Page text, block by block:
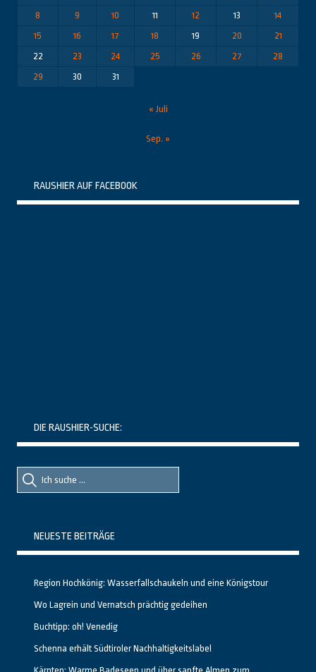
8
9 10 11 12 13
14
15
16 17 18 19 20
21
22
23 24 25 26 27
28
29
30 31
« Juli
Sep. »
RAUSHIER AUF FACEBOOK
DIE RAUSHIER-SUCHE:
Suche
nach::
Suche
nach:
NEUESTE BEITRÄGE
Region Hochkönig: Wasserfallschaukeln und eine Königstour
Wo Lagrein und Vernatsch prächtig gedeihen
Buchtipp: oh! Venedig
Schenna erhält Südtiroler Nachhaltigkeitslabel